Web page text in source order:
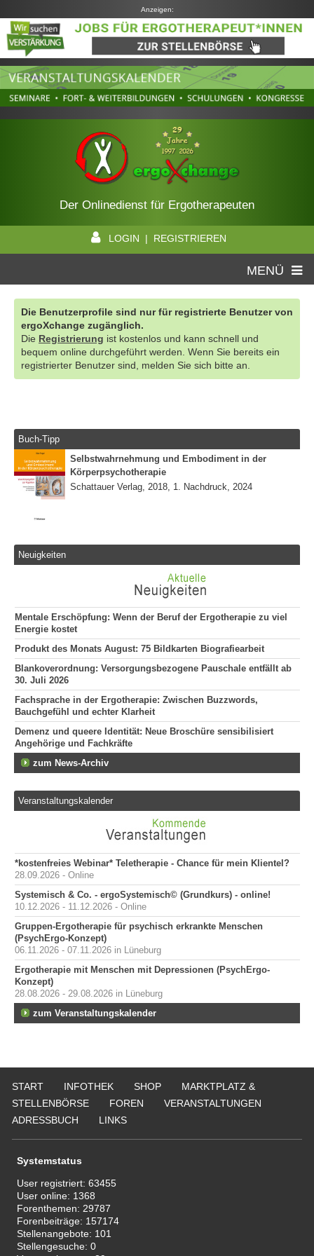
Anzeigen:
Der Onlinedienst für Ergotherapeuten
LOGIN | REGISTRIEREN
MENÜ
Die Benutzerprofile sind nur für registrierte Benutzer von
ergoXchange zugänglich.
Die Registrierung ist kostenlos und kann schnell und
bequem online durchgeführt werden. Wenn Sie bereits ein
registrierter Benutzer sind, melden Sie sich bitte an.
Buch-Tipp
Selbstwahrnehmung und Embodiment in der
Körperpsychotherapie
Schattauer Verlag, 2018, 1. Nachdruck, 2024
Neuigkeiten
Mentale Erschöpfung: Wenn der Beruf der Ergotherapie zu viel
Energie kostet
Produkt des Monats August: 75 Bildkarten Biografiearbeit
Blankoverordnung: Versorgungsbezogene Pauschale entfällt ab
30. Juli 2026
Fachsprache in der Ergotherapie: Zwischen Buzzwords,
Bauchgefühl und echter Klarheit
Demenz und queere Identität: Neue Broschüre sensibilisiert
Angehörige und Fachkräfte
zum News-Archiv
Veranstaltungskalender
*kostenfreies Webinar* Teletherapie - Chance für mein Klientel?
28.09.2026 - Online
Systemisch & Co. - ergoSystemisch© (Grundkurs) - online!
10.12.2026 - 11.12.2026 - Online
Gruppen-Ergotherapie für psychisch erkrankte Menschen
(PsychErgo-Konzept)
06.11.2026 - 07.11.2026 in Lüneburg
Ergotherapie mit Menschen mit Depressionen (PsychErgo-
Konzept)
28.08.2026 - 29.08.2026 in Lüneburg
zum Veranstaltungskalender
START INFOTHEK SHOP
MARKTPLATZ &
STELLENBÖRSE
FOREN
VERANSTALTUNGEN
ADRESSBUCH
LINKS
Systemstatus
User registriert:63455
User online: 1368
Forenthemen: 29787
Forenbeiträge: 157174
Stellenangebote: 101
Stellengesuche:0